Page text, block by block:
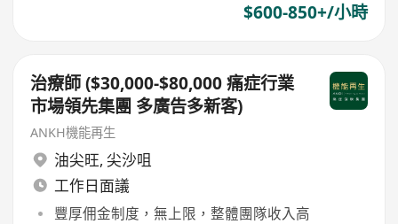
$600-850+/小時
治療師 ($30,000-$80,000 痛症行業
市場領先集團 多廣告多新客)
ANKH機能再生
油尖旺, 尖沙咀
工作日面議
豐厚佣金制度，無上限，整體團隊收入高